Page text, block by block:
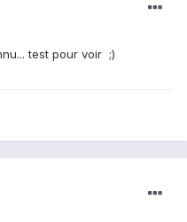
test pour voir ;)